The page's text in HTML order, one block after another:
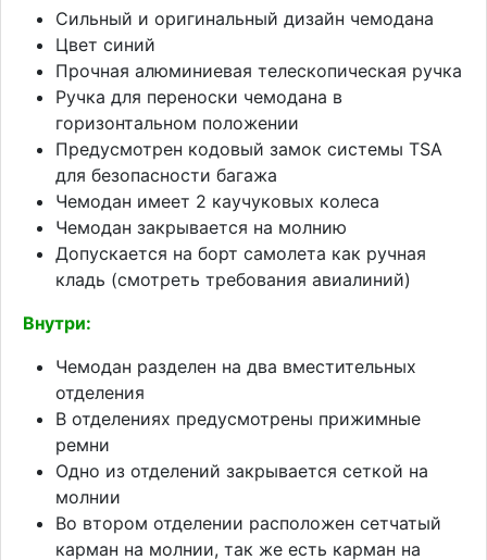
Сильный и оригинальный дизайн чемодана
Цвет синий
Прочная алюминиевая телескопическая ручка
Ручка для переноски чемодана в
горизонтальном положении
Предусмотрен кодовый замок системы TSA
для безопасности багажа
Чемодан имеет 2 каучуковых колеса
Чемодан закрывается на молнию
Допускается на борт самолета как ручная
кладь (смотреть требования авиалиний)
Внутри:
Чемодан разделен на два вместительных
отделения
В отделениях предусмотрены прижимные
ремни
Одно из отделений закрывается сеткой на
молнии
Во втором отделении расположен сетчатый
карман на молнии, так же есть карман на